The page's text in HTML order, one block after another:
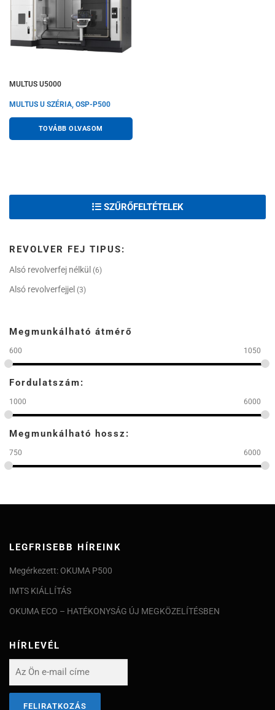
MULTUS U5000
MULTUS U SZÉRIA, OSP-P500
TOVÁBB OLVASOM
SZŰRŐFELTÉTELEK
REVOLVER FEJ TIPUS:
Alsó revolverfej nélkül (6)
Alsó revolverfejjel (3)
Megmunkálható átmérő
600 1050
Fordulatszám:
1000 6000
Megmunkálható hossz:
750 6000
LEGFRISEBB HÍREINK
Megérkezett: OKUMA P500
IMTS KIÁLLÍTÁS
OKUMA ECO – HATÉKONYSÁG ÚJ MEGKÖZELÍTÉSBEN
HÍRLEVÉL